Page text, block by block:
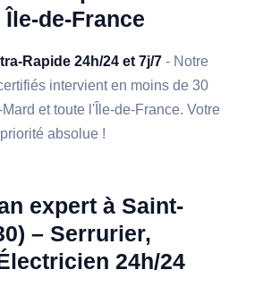
de-France
Rapide 24h/24 et 7j/7 - Notre
intervient en moins de 30
et toute l'Île-de-France. Votre
absolue !
expert à Saint-
– Serrurier,
24h/24